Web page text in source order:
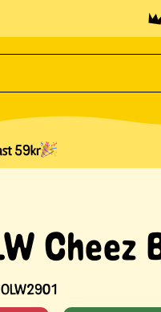
59kr
OLW2901